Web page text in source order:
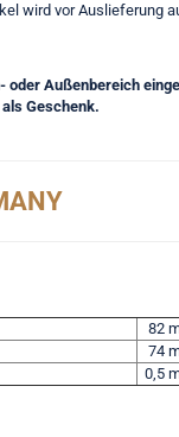
wird vor Auslieferung
oder Außenbereich
Geschenk.
82
74
0,5